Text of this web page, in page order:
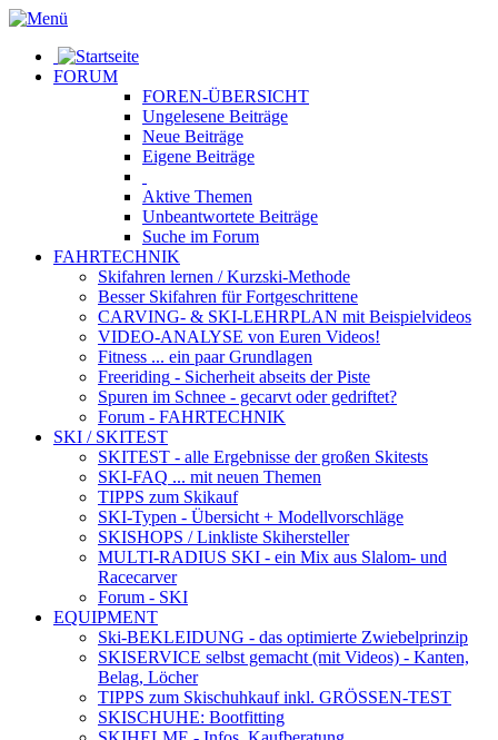
FORUM
FOREN-ÜBERSICHT
Ungelesene Beiträge
Neue Beiträge
Eigene Beiträge
Aktive Themen
Unbeantwortete Beiträge
Suche im Forum
FAHRTECHNIK
Skifahren lernen / Kurzski-Methode
Besser Skifahren für Fortgeschrittene
CARVING- & SKI-LEHRPLAN mit Beispielvideos
VIDEO-ANALYSE von Euren Videos!
Fitness ... ein paar Grundlagen
Freeriding - Sicherheit abseits der Piste
Spuren im Schnee - gecarvt oder gedriftet?
Forum - FAHRTECHNIK
SKI / SKITEST
SKITEST - alle Ergebnisse der großen Skitests
SKI-FAQ ... mit neuen Themen
TIPPS zum Skikauf
SKI-Typen - Übersicht + Modellvorschläge
SKISHOPS / Linkliste Skihersteller
MULTI-RADIUS SKI - ein Mix aus Slalom- und
Racecarver
Forum - SKI
EQUIPMENT
Ski-BEKLEIDUNG - das optimierte Zwiebelprinzip
SKISERVICE selbst gemacht (mit Videos) - Kanten,
Belag, Löcher
TIPPS zum Skischuhkaufinkl. GRÖSSEN-TEST
SKISCHUHE: Bootfitting